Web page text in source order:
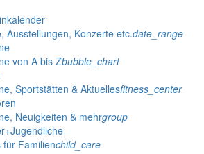
Ausstellungen, Konzerte etc.date_range
von A bis Zbubble_chart
Sportstätten & Aktuellesfitness_center
Neuigkeiten & mehrgroup
für Familienchild_care